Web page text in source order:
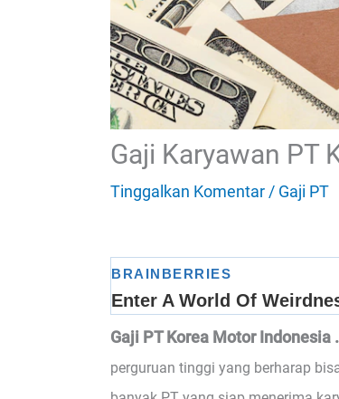
Gaji Karyawan PT
Tinggalkan Komentar/ Gaji PT
Gaji PT Korea Motor Indonesia .
perguruan tinggi yang berharap